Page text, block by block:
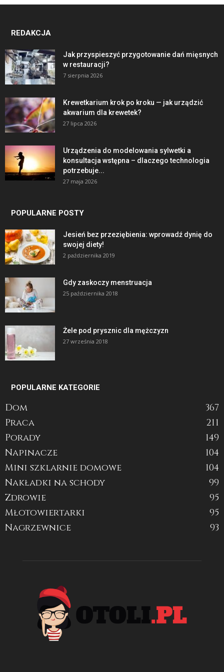
REDAKCJA
Jak przyspieszyć przygotowanie dań mięsnych
w restauracji?
7 sierpnia 2026
Krewetkarium krok po kroku — jak urządzić
akwarium dla krewetek?
27 lipca 2026
Urządzenia do modelowania sylwetki a
konsultacja wstępna – dlaczego technologia
potrzebuje...
27 maja 2026
POPULARNE POSTY
Jesień bez przeziębienia: wprowadź dynię do
swojej diety!
2 października 2019
Gdy zaskoczy menstruacja
25 października 2018
Żele pod prysznic dla mężczyzn
27 września 2018
POPULARNE KATEGORIE
Dom
367
Praca
211
Porady
149
Napinacze
104
Mini szklarnie domowe
104
Nakładki na schody
99
Zdrowie
95
Młotowiertarki
95
Nagrzewnice
93